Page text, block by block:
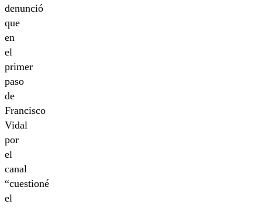
denunció
que
en
el
primer
paso
de
Francisco
Vidal
por
el
canal
“cuestioné
el